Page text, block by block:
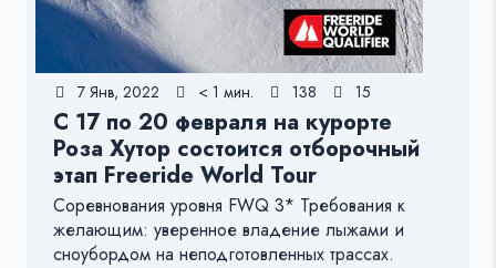
7 Янв, 2022 < 1 мин. 138 15
С 17 по 20 февраля на курорте
Роза Хутор состоится отборочный
этап Freeride World Tour
Соревнования уровня FWQ 3* Требования к
желающим: уверенное владение лыжами и
сноубордом на неподготовленных трассах.